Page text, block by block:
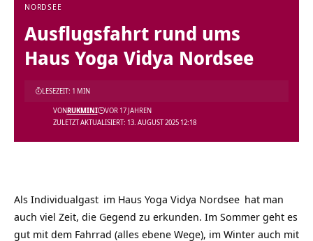
NORDSEE
Ausflugsfahrt rund ums
Haus Yoga Vidya Nordsee
ZULETZT AKTUALISIERT: 13. AUGUST 2025 12:18
VONRUKMINI VOR 17 JAHREN
LESEZEIT: 1 MIN
Als Individualgast im Haus Yoga Vidya Nordsee hat man
auch viel Zeit, die Gegend zu erkunden. Im Sommer geht es
gut mit dem Fahrrad (alles ebene Wege), im Winter auch mit